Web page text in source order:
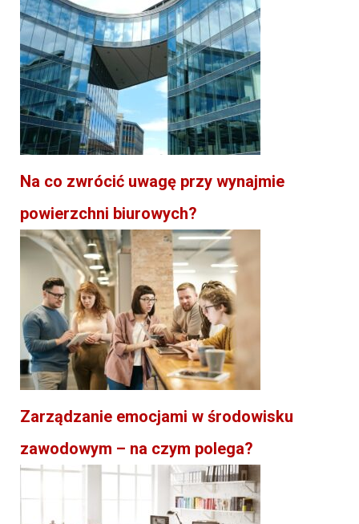
Na co zwrócić uwagę przy wynajmie
powierzchni biurowych?
Zarządzanie emocjami w środowisku
zawodowym – na czym polega?